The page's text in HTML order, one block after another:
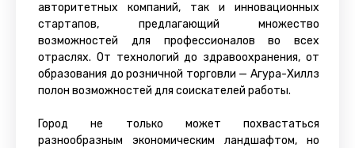
авторитетных компаний, так и инновационных
стартапов, предлагающий множество
возможностей для профессионалов во всех
отраслях. От технологий до здравоохранения, от
образования до розничной торговли — Агура-Хиллз
полон возможностей для соискателей работы.
Город не только может похвастаться
разнообразным экономическим ландшафтом, но